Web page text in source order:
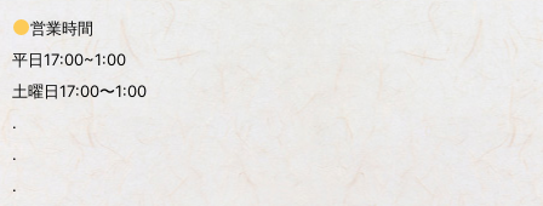
営業時間
平日17:00~1:00
土曜日17:00〜1:00
.
.
.